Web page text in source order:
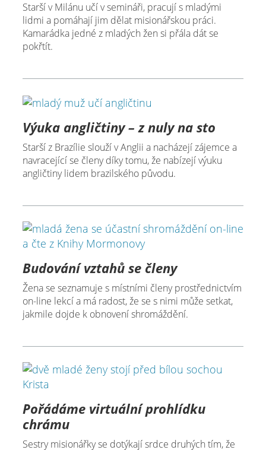
Starší v Milánu učí v semináři, pracují s mladými
lidmi a pomáhají jim dělat misionářskou práci.
Kamarádka jedné z mladých žen si přála dát se
pokřtít.
Výuka angličtiny – z nuly na sto
Starší z Brazílie slouží v Anglii a nacházejí zájemce a
navracející se členy díky tomu, že nabízejí výuku
angličtiny lidem brazilského původu.
Budování vztahů se členy
Žena se seznamuje s místními členy prostřednictvím
on-line lekcí a má radost, že se s nimi může setkat,
jakmile dojde k obnovení shromáždění.
Pořádáme virtuální prohlídku
chrámu
Sestry misionářky se dotýkají srdce druhých tím, že